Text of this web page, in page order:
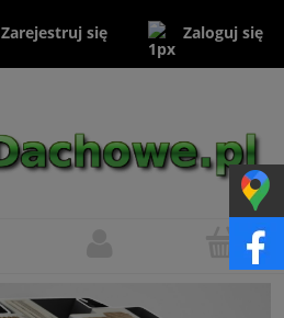
Zarejestruj się Zaloguj się